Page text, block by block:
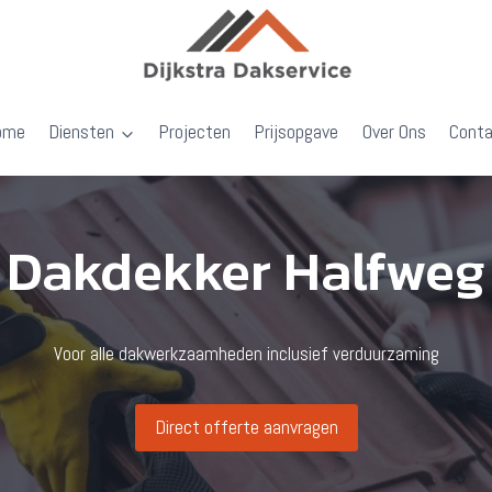
Diensten Projecten Prijsopgave Over Ons
Dakdekker Halfweg
Voor alle dakwerkzaamheden inclusief verduurzaming
Direct offerte aanvragen